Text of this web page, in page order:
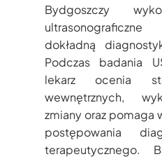
Bydgoszczy
dokładną
Podczas badania
lekarz ocenia
wewnętrznych,
zmiany oraz pomaga
postępowania
terapeutycznego.